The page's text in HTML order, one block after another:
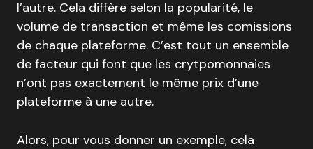
l’autre. Cela diffère selon la popularité, le
volume de transaction et même les comissions
de chaque plateforme. C’est tout un ensemble
de facteur qui font que les crytpomonnaies
n’ont pas exactement le même prix d’une
plateforme à une autre.
Alors, pour vous donner un exemple, cela